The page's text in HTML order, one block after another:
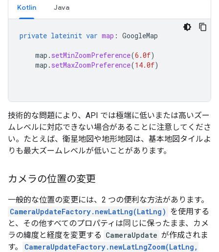
Kotlin Java
private lateinit var map : GoogleMap
map . setMinZoomPreference(6.0f)
map . setMaxZoomPreference(14.0f)
技術的な問題により、API では極端に低いまたは高いズー
ムレベルに対応できない場合があることに注意してくださ
い。たとえば、衛星地図や地形地図は、基本地図タイルよ
りも最大ズームレベルが低いことがあります。
カメラの位置の変更
一般的な位置の変更には、2 つの便利な方法があります。
CameraUpdateFactory.newLatLng(LatLng) を使用する
と、その他すべてのプロパティは同じに保ったまま、カメ
ラの緯度と経度を変更する CameraUpdate が作成されま
す。
CameraUpdateFactory.newLatLngZoom(LatLng,